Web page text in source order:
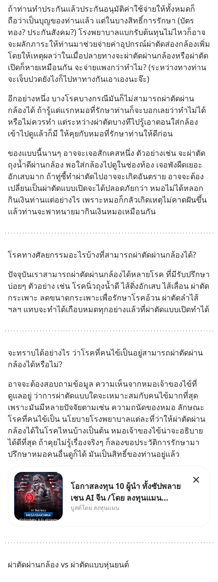
ถ้าท่านทำประกันแล้วประกันอนุมัติค่าใช้จ่ายให้ทั้งหมดก็
ถือว่าเป็นบุญของท่านแล้ว แต่ในบางสิทธิ์การรักษา (บัตร
ทอง? ประกันสังคม?) โรงพยาบาลแบกรับต้นทุนไม่ไหวก็อาจ
จะผลักภาระให้ท่านมาช่วยจ่ายค่าอุปกรณ์ผ่าตัดส่องกล้องเพิ่ม
โดยให้เหตุผลว่าในเมื่อปลายทางจะผ่าตัดผ่านกล้องหรือผ่าตัด
เปิดก็หายเหมือนกัน จะจ่ายแพงกว่าทำไม? (ระหว่างทางท่าน
จะเจ็บปวดยังไงก็ไปหาทางกันเอาเองนะจ๊ะ)
อีกอย่างหนึ่ง บางโรคบางกรณีมันก็ไม่สามารถผ่าตัดผ่าน
กล้องได้ ถ้ารู้แต่แรกหมอที่รักษาท่านก็จะบอกเลยว่าทำไม่ได้
หรือไม่ควรทำ แต่ระหว่างผ่าตัดบางทีไปรู้เอาตอนใส่กล้อง
เข้าไปดูแล้วก็มี ให้คุยกับหมอที่รักษาท่านให้ดีก่อน
ของแบบนี้นานๆ อาจจะเจอสักเคสหนึ่ง ตัวอย่างเช่น จะผ่าตัด
ถุงน้ำดีผ่านกล้อง พอใส่กล้องไปดูในช่องท้อง เจอพังผืดเยอะ
อักเสบมาก ถ้าทู่ซี้ทำผ่าตัดไปอาจจะเกิดอันตราย อาจจะต้อง
เปลี่ยนเป็นผ่าตัดแบบเปิดจะได้ปลอดภัยกว่า หมอไม่ได้หลอก
กินเงินท่านแต่อย่างไร เพราะหมอก็กลัวเกิดเหตุไม่คาดฝันขึ้น
แล้วท่านจะพาทนายมากินเงินหมอเหมือนกัน
โรคทางศัลยกรรมอะไรบ้างที่สามารถผ่าตัดผ่านกล้องได้?
ปัจจุบันเราสามารถผ่าตัดผ่านกล้องได้หลายโรค ที่มีรับปรึกษา
บ่อยๆ ตัวอย่าง เช่น โรคนิ่วถุงน้ำดี ไส้ติ่งอักเสบ ไส้เลื่อน ผ่าตัด
กระเพาะ ลดขนาดกระเพาะเพื่อรักษาโรคอ้วน ผ่าตัดลำไส้
ฯลฯ แทบจะทำได้เกือบหมดทุกอย่างแล้วที่ผ่าตัดแบบเปิดทำได้
จะทราบได้อย่างไร ว่าโรคที่คนไข้เป็นอยู่สามารถผ่าตัดผ่าน
กล้องได้หรือไม่?
อาจจะต้องสอบถามข้อมูล ความเห็นจากหมอเจ้าของไข้ที่
ดูแลอยู่ ว่าการผ่าตัดแบบใดจะเหมาะสมกับคนไข้มากที่สุด
เพราะมันมีหลายปัจจัยตามเช่น ความถนัดของหมอ ลักษณะ
โรคที่คนไข้เป็น นโยบายโรงพยาบาลแต่ละที่ว่าให้ผ่าตัดผ่าน
กล้องได้ในโรคไหนบ้างเป็นต้น หมอเจ้าของไข้น่าจะอธิบาย
ได้ดีที่สุด ถ้าคุยไม่รู้เรื่องจริงๆ ก็ลองขอประวัติการรักษามา
ปรึกษาหมอคนอื่นดูก็ได้ มันเป็นสิทธิ์ของท่านอยู่แล้ว
โอกาสลงทุน 10 ผู้นำ ทั้งซัปพลาย
เชน AI จีน /โดย ลงทุนแมน
✅ลงทุนตรง คัด 10 ผู้นำเน้น ๆ ใน
ผู้นำ AI จีน ตั้งแต่โรงงานผลิตชิป
บูสต์โดย ลงทุนแมน
ผ่าตัดผ่านกล้อง vs ผ่าตัดแบบหุ่นยนต์